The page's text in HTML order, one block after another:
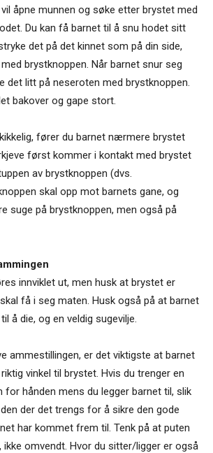
åpne munnen og søke etter brystet med
Du kan få barnet til å snu hodet sitt
det på det kinnet som på din side,
brystknoppen. Når barnet snur seg
det litt på neseroten med brystknoppen.
bakover og gape stort.
fører du barnet nærmere brystet
først kommer i kontakt med brystet
av brystknoppen (dvs.
skal opp mot barnets gane, og
suge på brystknoppen, men også på
innviklet ut, men husk at brystet er
få i seg maten. Husk også på at barnet
å die, og en veldig sugevilje.
ammestillingen, er det viktigste at barnet
vinkel til brystet. Hvis du trenger en
for hånden mens du legger barnet til, slik
der det trengs for å sikre den gode
har kommet frem til. Tenk på at puten
ikke omvendt. Hvor du sitter/ligger er også